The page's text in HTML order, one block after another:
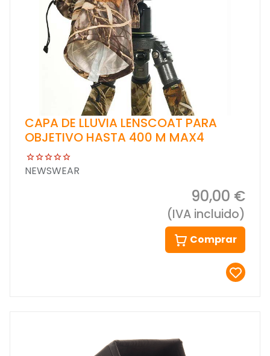
CAPA DE LLUVIA LENSCOAT PARA
OBJETIVO HASTA 400 M MAX4
NEWSWEAR
90,00 €
(IVA incluido)
Comprar